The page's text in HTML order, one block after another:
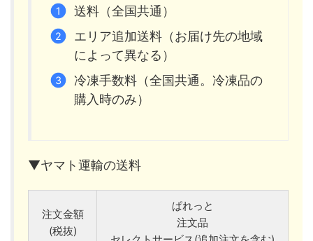
送料（全国共通）
エリア追加送料（お届け先の地域
によって異なる）
冷凍手数料（全国共通。冷凍品の
購入時のみ）
▼ヤマト運輸の送料
注文金額
(税抜)
ぱれっと
注文品